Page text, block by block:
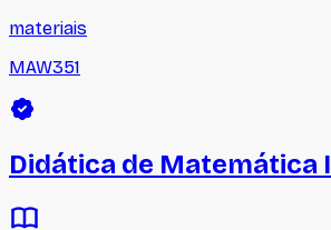
materiais
MAW351
Didática de Matemática I